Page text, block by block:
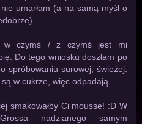
umarłam (a na samą myśl o
w czymś / z czymś jest mi
Do tego wniosku doszłam po
spróbowaniu surowej, świeżej.
w cukrze, więc odpadają.
smakowałby Ci mousse! :D W
nadzianego samym